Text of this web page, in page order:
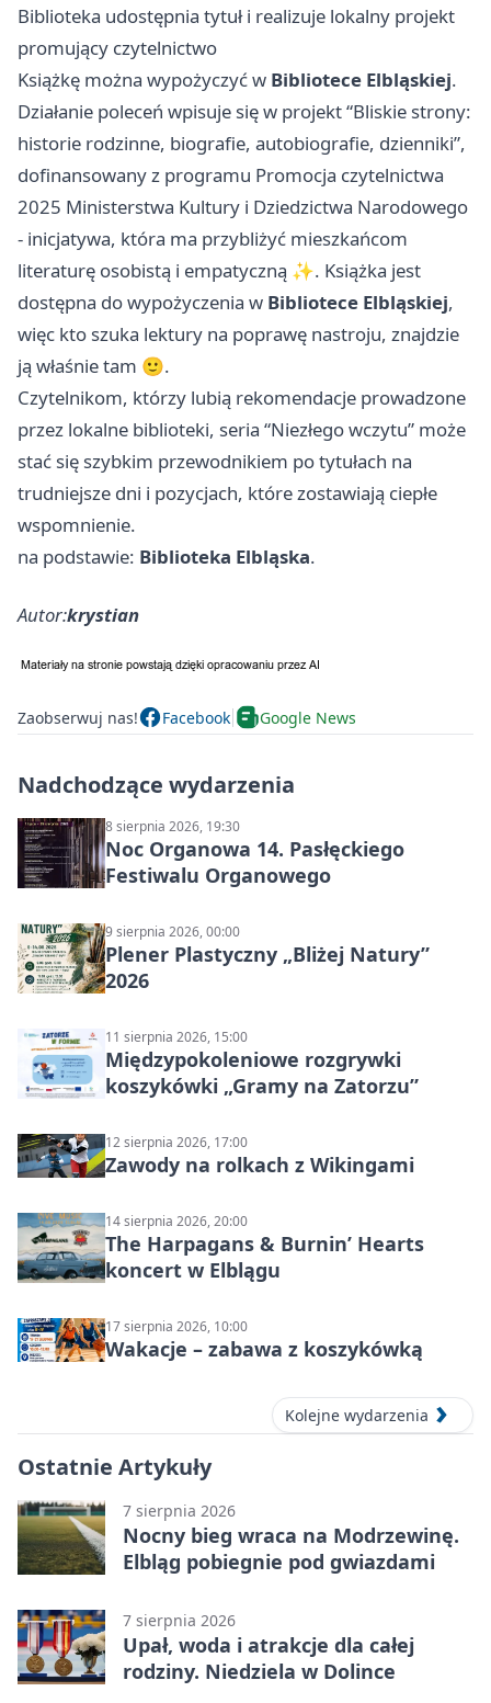
Biblioteka udostępnia tytuł i realizuje lokalny projekt
promujący czytelnictwo
Książkę można wypożyczyć w Bibliotece Elbląskiej.
Działanie poleceń wpisuje się w projekt “Bliskie strony:
historie rodzinne, biografie, autobiografie, dzienniki”,
dofinansowany z programu Promocja czytelnictwa
2025 Ministerstwa Kultury i Dziedzictwa Narodowego
- inicjatywa, która ma przybliżyć mieszkańcom
literaturę osobistą i empatyczną ✨. Książka jest
dostępna do wypożyczenia w Bibliotece Elbląskiej,
więc kto szuka lektury na poprawę nastroju, znajdzie
ją właśnie tam 🙂.
Czytelnikom, którzy lubią rekomendacje prowadzone
przez lokalne biblioteki, seria “Niezłego wczytu” może
stać się szybkim przewodnikiem po tytułach na
trudniejsze dni i pozycjach, które zostawiają ciepłe
wspomnienie.
na podstawie: Biblioteka Elbląska.
Autor:krystian
Zaobserwuj nas! Facebook Google News
Nadchodzące wydarzenia
8 sierpnia 2026, 19:30
Noc Organowa 14. Pasłęckiego
Festiwalu Organowego
9 sierpnia 2026, 00:00
Plener Plastyczny „Bliżej Natury”
2026
11 sierpnia 2026, 15:00
Międzypokoleniowe rozgrywki
koszykówki „Gramy na Zatorzu”
12 sierpnia 2026, 17:00
Zawody na rolkach z Wikingami
14 sierpnia 2026, 20:00
The Harpagans & Burnin’ Hearts
koncert w Elblągu
17 sierpnia 2026, 10:00
Wakacje – zabawa z koszykówką
Kolejne wydarzenia
Ostatnie Artykuły
7 sierpnia 2026
Nocny bieg wraca na Modrzewinę.
Elbląg pobiegnie pod gwiazdami
7 sierpnia 2026
Upał, woda i atrakcje dla całej
rodziny. Niedziela w Dolince